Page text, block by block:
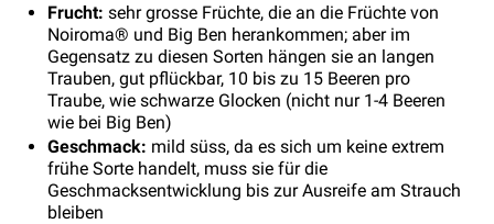
Frucht: sehr grosse Früchte, die an die Früchte von
Noiroma® und Big Ben herankommen; aber im
Gegensatz zu diesen Sorten hängen sie an langen
Trauben, gut pflückbar, 10 bis zu 15 Beeren pro
Traube, wie schwarze Glocken (nicht nur 1-4 Beeren
wie bei Big Ben)
Geschmack: mild süss, da es sich um keine extrem
frühe Sorte handelt, muss sie für die
Geschmacksentwicklung bis zur Ausreife am Strauch
bleiben